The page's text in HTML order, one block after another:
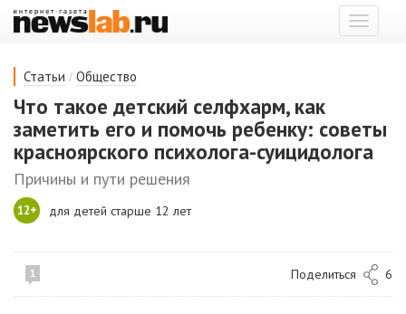
Показать
меню
Статьи / Общество
Что такое детский селфхарм, как
заметить его и помочь ребенку: советы
красноярского психолога-суицидолога
Причины и пути решения
12+ для детей старше 12 лет
1 Поделиться 6